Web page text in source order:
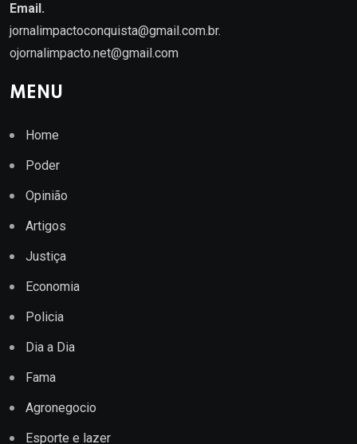
Email.
jornalimpactoconquista@gmail.com.br.
ojornalimpacto.net@gmail.com
MENU
Home
Poder
Opinião
Artigos
Justiça
Economia
Policia
Dia a Dia
Fama
Agronegocio
Esporte e lazer